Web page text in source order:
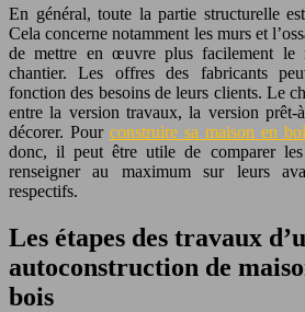
En général, toute la partie structurelle
Cela concerne notamment les murs et
de mettre en œuvre plus facilement le
chantier. Les offres des fabricants
fonction des besoins de leurs clients. Le
entre la version travaux, la version
décorer. Pour construire sa maison en
donc, il peut être utile de comparer
renseigner au maximum sur leurs
respectifs.
Les étapes des travaux
autoconstruction de
bois